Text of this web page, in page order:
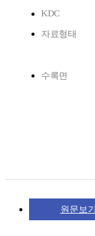
KDC
자료형태
수록면
원문보기